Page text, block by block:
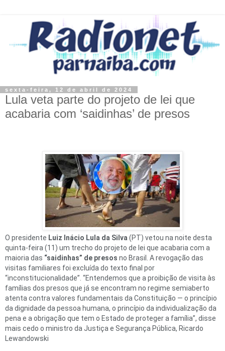
sexta-feira, 12 de abril de 2024
Lula veta parte do projeto de lei que
acabaria com ‘saidinhas’ de presos
O presidente Luiz Inácio Lula da Silva (PT) vetou na noite desta
quinta-feira (11) um trecho do projeto de lei que acabaria com a
maioria das “saidinhas” de presos no Brasil. A revogação das
visitas familiares foi excluída do texto final por
“inconstitucionalidade”. “Entendemos que a proibição de visita às
famílias dos presos que já se encontram no regime semiaberto
atenta contra valores fundamentais da Constituição — o princípio
da dignidade da pessoa humana, o princípio da individualização da
pena e a obrigação que tem o Estado de proteger a família”, disse
mais cedo o ministro da Justiça e Segurança Pública, Ricardo
Lewandowski